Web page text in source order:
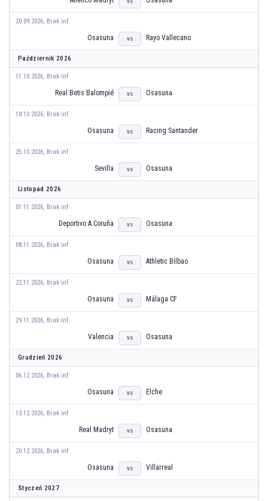
20.09.2026, Brak inf
Osasuna vs Rayo Vallecano
Październik 2026
11.10.2026, Brak inf
Real Betis Balompié vs Osasuna
18.10.2026, Brak inf
Osasuna vs Racing Santander
25.10.2026, Brak inf
Sevilla vs Osasuna
Listopad 2026
01.11.2026, Brak inf
Deportivo A Coruña vs Osasuna
08.11.2026, Brak inf
Osasuna vs Athletic Bilbao
22.11.2026, Brak inf
Osasuna vs Málaga CF
29.11.2026, Brak inf
Valencia vs Osasuna
Grudzień 2026
06.12.2026, Brak inf
Osasuna vs Elche
13.12.2026, Brak inf
Real Madryt vs Osasuna
20.12.2026, Brak inf
Osasuna vs Villarreal
Styczeń 2027